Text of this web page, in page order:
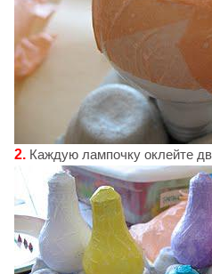
2. Каждую лампочку оклейте